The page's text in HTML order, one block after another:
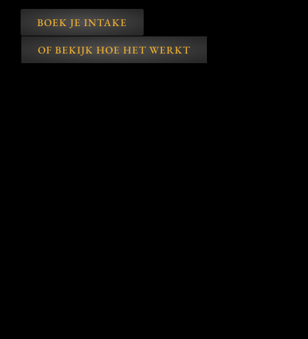
BOEK JE INTAKE
OF BEKIJK HOE HET WERKT